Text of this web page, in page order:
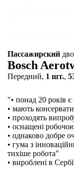
Пассажирский
Bosch
Передний, 1 шт.,
"• понад 20 років
• мають
• проходять
• оснащені
• однаково добре
• гума з
тихіше робота"
• вироблені в